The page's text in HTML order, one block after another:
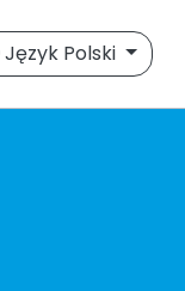
Język Polski